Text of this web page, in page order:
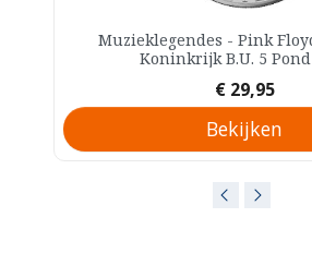
Muzieklegendes - Pink
Koninkrijk B.U. 5 Pond
Prijs
€ 29,95
Bekijken